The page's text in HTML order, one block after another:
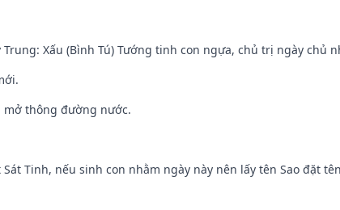
Trung: Xấu (Bình Tú) Tướng tinh con ngựa, chủ trị ngày chủ
mở thông đường nước.
Tinh, nếu sinh con nhằm ngày này nên lấy tên Sao đặt